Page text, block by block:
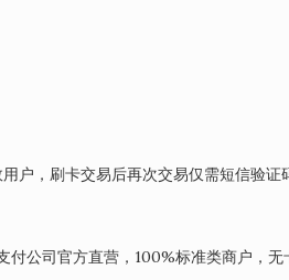
户，刷卡交易后再次交易仅需短信验证
公司官方直营，100%标准类商户，